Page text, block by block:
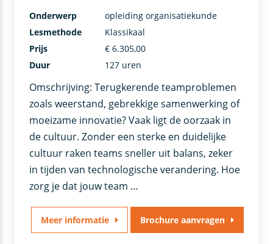
Omschrijving: Terugkerende teamproblemen
zoals weerstand, gebrekkige samenwerking of
moeizame innovatie? Vaak ligt de oorzaak in
de cultuur. Zonder een sterke en duidelijke
cultuur raken teams sneller uit balans, zeker
in tijden van technologische verandering. Hoe
zorg je dat jouw team …
Onderwerp
opleiding organisatiekunde
Lesmethode
Klassikaal
Prijs
€ 6.305,00
Duur
127 uren
Meer informatie Brochure aanvragen